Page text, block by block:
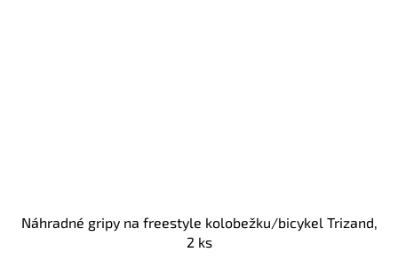
Náhradné gripy na freestyle kolobežku/bicykel Trizand,
2 ks